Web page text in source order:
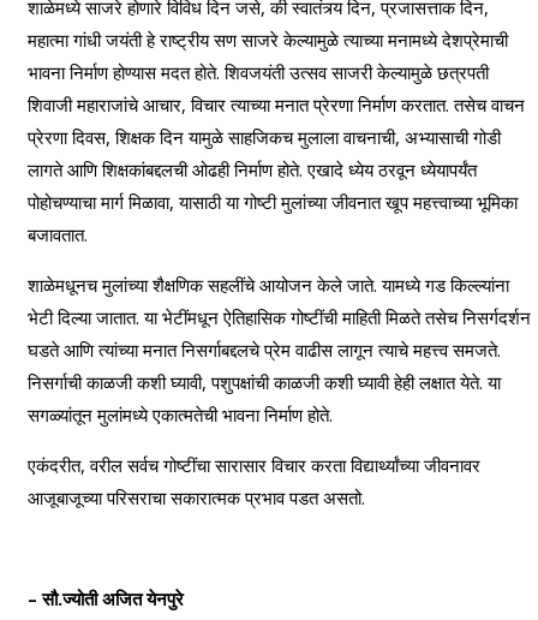
शाळेमध्ये साजरे होणारे विविध दिन जसे, की स्वातंत्र्य दिन, प्रजासत्ताक दिन,
महात्मा गांधी जयंती हे राष्ट्रीय सण साजरे केल्यामुळे त्याच्या मनामध्ये देशप्रेमाची
भावना निर्माण होण्यास मदत होते. शिवजयंती उत्सव साजरी केल्यामुळे छत्रपती
शिवाजी महाराजांचे आचार, विचार त्याच्या मनात प्रेरणा निर्माण करतात. तसेच वाचन
प्रेरणा दिवस, शिक्षक दिन यामुळे साहजिकच मुलाला वाचनाची, अभ्यासाची गोडी
लागते आणि शिक्षकांबद्दलची ओढही निर्माण होते. एखादे ध्येय ठरवून ध्येयापर्यंत
पोहोचण्याचा मार्ग मिळावा, यासाठी या गोष्टी मुलांच्या जीवनात खूप महत्त्वाच्या भूमिका
बजावतात.
शाळेमधूनच मुलांच्या शैक्षणिक सहलींचे आयोजन केले जाते. यामध्ये गड किल्ल्यांना
भेटी दिल्या जातात. या भेटींमधून ऐतिहासिक गोष्टींची माहिती मिळते तसेच निसर्गदर्शन
घडते आणि त्यांच्या मनात निसर्गाबद्दलचे प्रेम वाढीस लागून त्याचे महत्त्व समजते.
निसर्गाची काळजी कशी घ्यावी, पशुपक्षांची काळजी कशी घ्यावी हेही लक्षात येते. या
सगळ्यांतून मुलांमध्ये एकात्मतेची भावना निर्माण होते.
एकंदरीत, वरील सर्वच गोष्टींचा सारासार विचार करता विद्यार्थ्यांच्या जीवनावर
आजूबाजूच्या परिसराचा सकारात्मक प्रभाव पडत असतो.
– सौ.ज्योती अजित येनपुरे